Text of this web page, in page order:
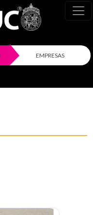
EMPRESAS